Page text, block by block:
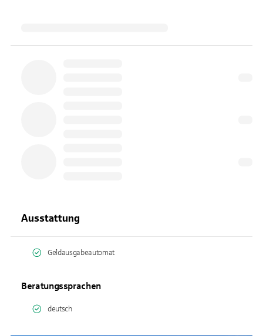
Ausstattung
Geldausgabeautomat
Beratungssprachen
deutsch